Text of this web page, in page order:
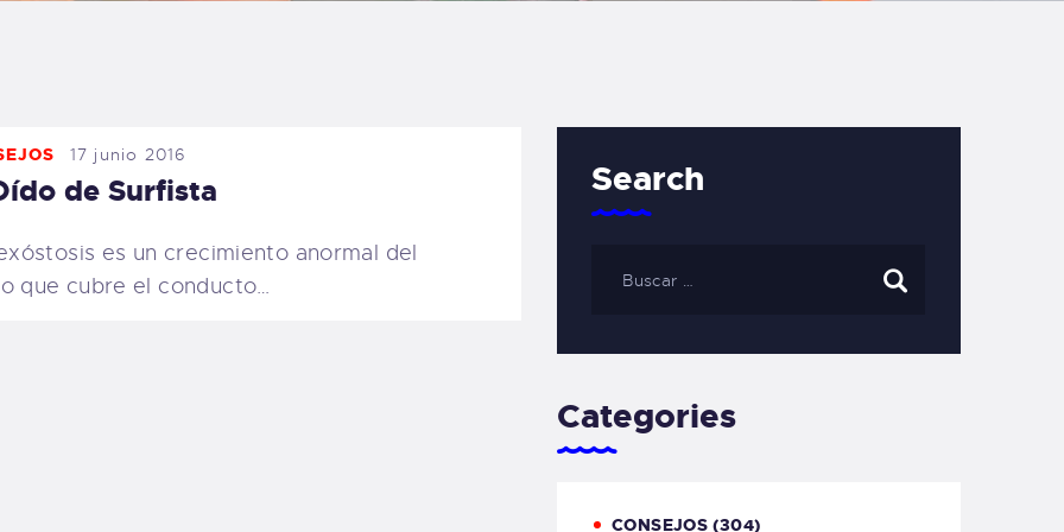
CARRITO
FAMILY
17 junio 2016
de Surfista
es un crecimiento anormal del
que cubre el conducto…
Search
Categories
CONSEJOS (304)